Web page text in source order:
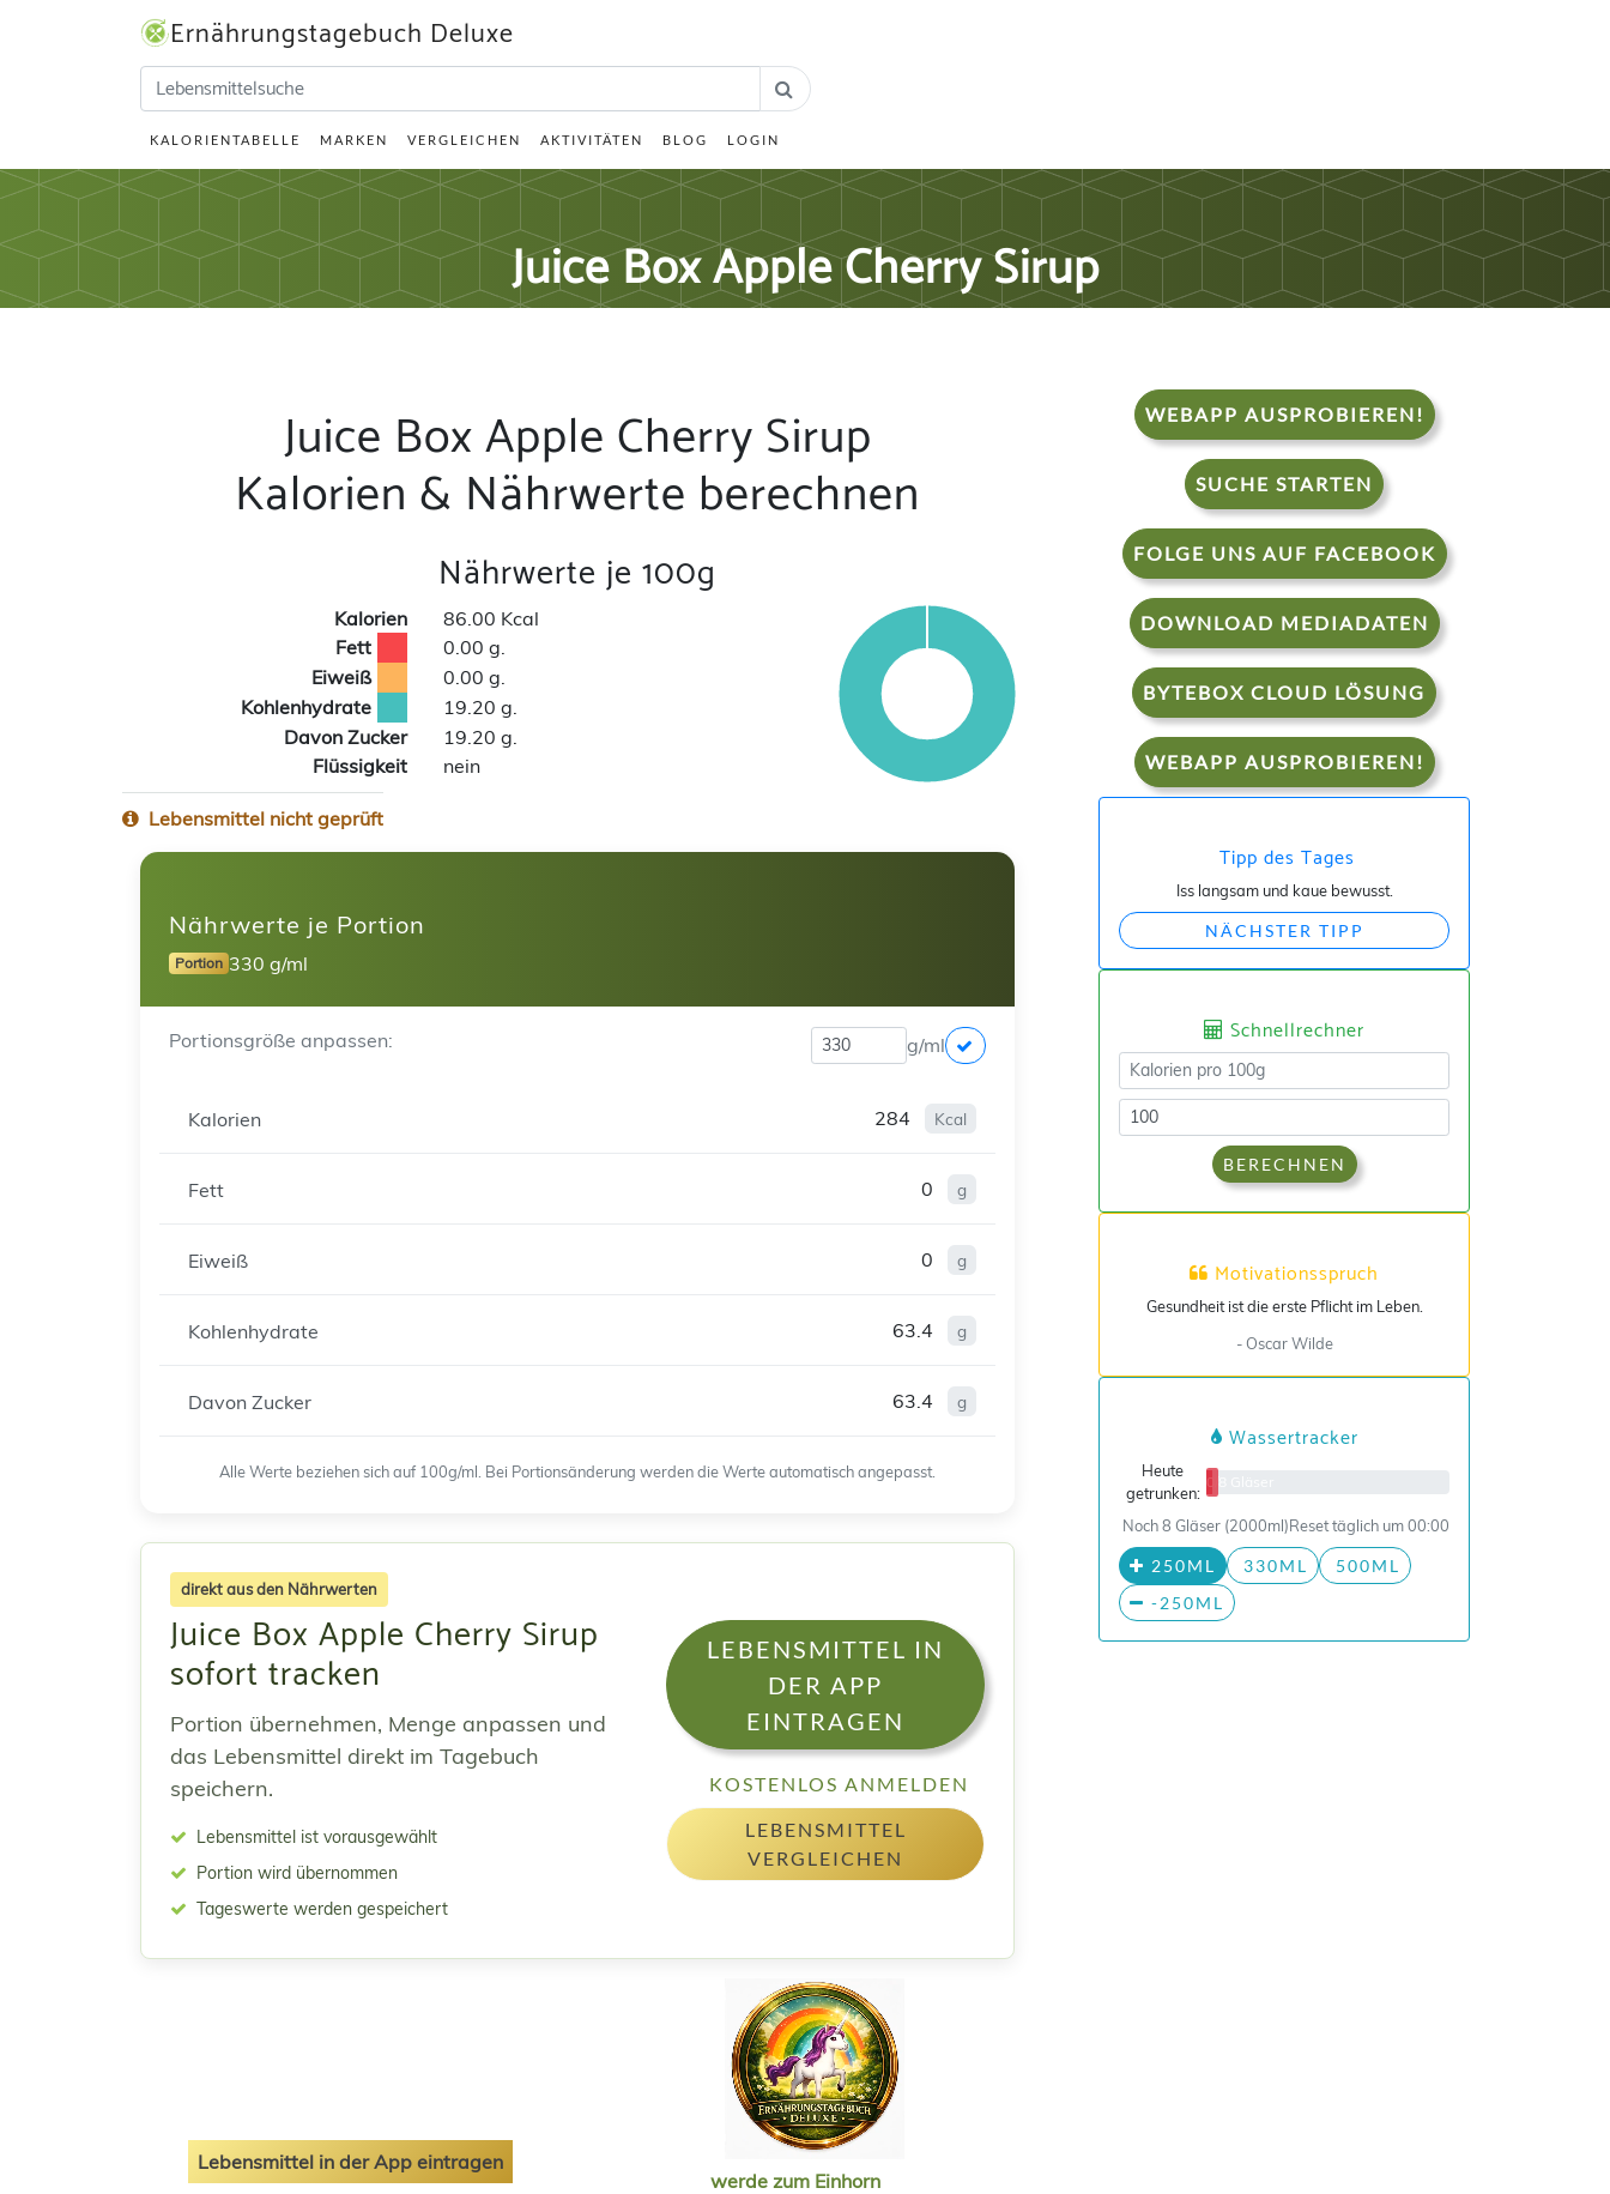
Ernährungstagebuch Deluxe
KALORIENTABELLE MARKEN VERGLEICHEN AKTIVITÄTEN BLOG LOGIN
Juice Box Apple Cherry Sirup
Juice Box Apple Cherry Sirup
Kalorien & Nährwerte berechnen
Nährwerte je 100g
Kalorien
86.00 Kcal
Fett
0.00 g.
Eiweiß
0.00 g.
Kohlenhydrate
19.20 g.
Davon Zucker
19.20 g.
Flüssigkeit
nein
Lebensmittel nicht geprüft
Nährwerte je Portion
Portion 330 g/ml
Portionsgröße anpassen: g/ml
Kalorien 284 Kcal
Fett 0 g
Eiweiß 0 g
Kohlenhydrate 63.4 g
Davon Zucker 63.4 g
Alle Werte beziehen sich auf 100g/ml. Bei Portionsänderung werden die Werte automatisch angepasst.
direkt aus den Nährwerten
Juice Box Apple Cherry Sirup
sofort tracken
Portion übernehmen, Menge anpassen und
das Lebensmittel direkt im Tagebuch
speichern.
Lebensmittel ist vorausgewählt
Portion wird übernommen
Tageswerte werden gespeichert
LEBENSMITTEL IN
DER APP
EINTRAGEN
KOSTENLOS ANMELDEN
LEBENSMITTEL
VERGLEICHEN
Lebensmittel in der App eintragen
werde zum Einhorn
WEBAPP AUSPROBIEREN!
SUCHE STARTEN
FOLGE UNS AUF FACEBOOK
DOWNLOAD MEDIADATEN
BYTEBOX CLOUD LÖSUNG
WEBAPP AUSPROBIEREN!
Tipp des Tages
Iss langsam und kaue bewusst.
NÄCHSTER TIPP
Schnellrechner
BERECHNEN
Motivationsspruch
Gesundheit ist die erste Pflicht im Leben.
- Oscar Wilde
Wassertracker
Heute
getrunken:
0/8 Gläser
Noch 8 Gläser (2000ml)Reset täglich um 00:00
250ML 330ML
500ML
-250ML